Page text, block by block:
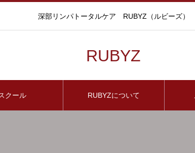
深部リンパトータルケア RUBYZ（ルビーズ）
RUBYZ
クール RUBYZについて